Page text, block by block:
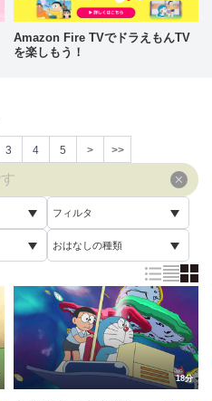
Amazon Fire TVでドラえもんTV
を楽しもう！
3 4 5 > >>
フィルタ
すべて
未視聴
おはなしの種類
通常回
誕生日スペシャル
18分